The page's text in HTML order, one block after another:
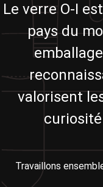
Le verre O-I
pays du
valorisent
Travaillons